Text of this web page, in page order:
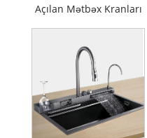
Açılan Mətbəx Kranları